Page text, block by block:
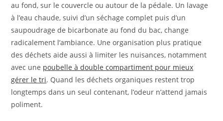
au fond, sur le couvercle ou autour de la pédale. Un lavage
à l’eau chaude, suivi d’un séchage complet puis d’un
saupoudrage de bicarbonate au fond du bac, change
radicalement l’ambiance. Une organisation plus pratique
des déchets aide aussi à limiter les nuisances, notamment
avec une poubelle à double compartiment pour mieux
gérer le tri. Quand les déchets organiques restent trop
longtemps dans un seul contenant, l’odeur n’attend jamais
poliment.